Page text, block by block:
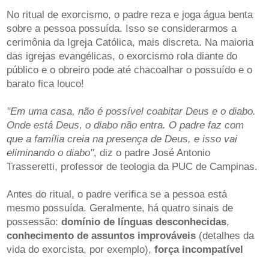
No ritual de exorcismo, o padre reza e joga água benta
sobre a pessoa possuída. Isso se considerarmos a
cerimônia da Igreja Católica, mais discreta. Na maioria
das igrejas evangélicas, o exorcismo rola diante do
público e o obreiro pode até chacoalhar o possuído e o
barato fica louco!
"Em uma casa, não é possível coabitar Deus e o diabo.
Onde está Deus, o diabo não entra. O padre faz com
que a família creia na presença de Deus, e isso vai
eliminando o diabo", diz o padre José Antonio
Trasseretti, professor de teologia da PUC de Campinas.
Antes do ritual, o padre verifica se a pessoa está
mesmo possuída. Geralmente, há quatro sinais de
possessão: domínio de línguas desconhecidas,
conhecimento de assuntos improváveis(detalhes da
vida do exorcista, por exemplo), força incompatível